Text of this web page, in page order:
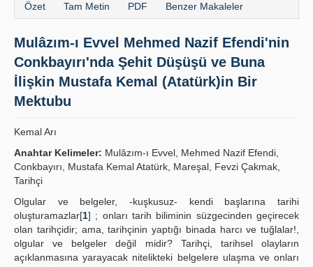
Hakkında
Dergi Kurulları
Yazım Kuralları
İlkeler
Yayın Politikaları
Kılavuzlar
İletişim
Özet Tam Metin PDF Benzer Makaleler
Mulâzım-ı Evvel Mehmed Nazif Efendi'nin
Conkbayırı'nda Şehit Düşüşü ve Buna
İlişkin Mustafa Kemal (Atatürk)in Bir
Mektubu
Kemal Arı
Anahtar Kelimeler: Mulâzım-ı Evvel, Mehmed Nazif Efendi,
Conkbayırı, Mustafa Kemal Atatürk, Mareşal, Fevzi Çakmak,
Tarihçi
Olgular ve belgeler, -kuşkusuz- kendi başlarına tarihi
oluşturamazlar[1] ; onları tarih biliminin süzgecinden geçirecek
olan tarihçidir; ama, tarihçinin yaptığı binada harcı ve tuğlalar!,
olgular ve belgeler değil midir? Tarihçi, tarihsel olayların
açıklanmasına yarayacak nitelikteki belgelere ulaşma ve onları